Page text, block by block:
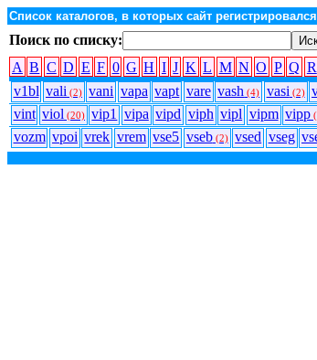
Список каталогов, в которых сайт регистрировался
Поиск по списку:
A B C D E F 0 G H I J K L M N O P Q R
v1bl vali (2) vani vapa vapt vare vash (4) vasi (2)
vint viol (20) vip1 vipa vipd viph vipl vipm vipp
vozm vpoi vrek vrem vse5 vseb(2) vsed vseg